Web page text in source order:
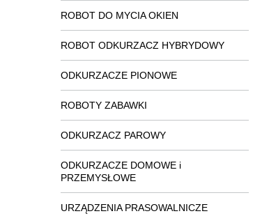
ROBOT DO MYCIA OKIEN
ROBOT ODKURZACZ HYBRYDOWY
ODKURZACZE PIONOWE
ROBOTY ZABAWKI
ODKURZACZ PAROWY
ODKURZACZE DOMOWE i
PRZEMYSŁOWE
URZĄDZENIA PRASOWALNICZE